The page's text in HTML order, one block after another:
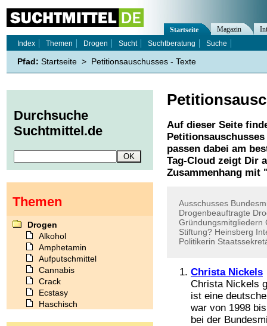
Auf dieser Seite
Petitionsauschusses
passen dabei am
Tag-Cloud zeigt Dir
Zusammenhang mit
Ausschusses
Drogenbeauftragte
Gründungsmitgliedern
Stiftung? Heinsberg
Politikerin
Christa Nickels
Christa Nickels
ist eine
war von 1998
bei der
Startseite Magazin
Index
Themen Drogen Sucht Suchtberatung Suche
Pfad: Startseite > Petitionsauschusses - Texte
Durchsuche
Suchtmittel.de
Themen
Drogen
Alkohol
Amphetamin
Aufputschmittel
Cannabis
Crack
Ecstasy
Haschisch